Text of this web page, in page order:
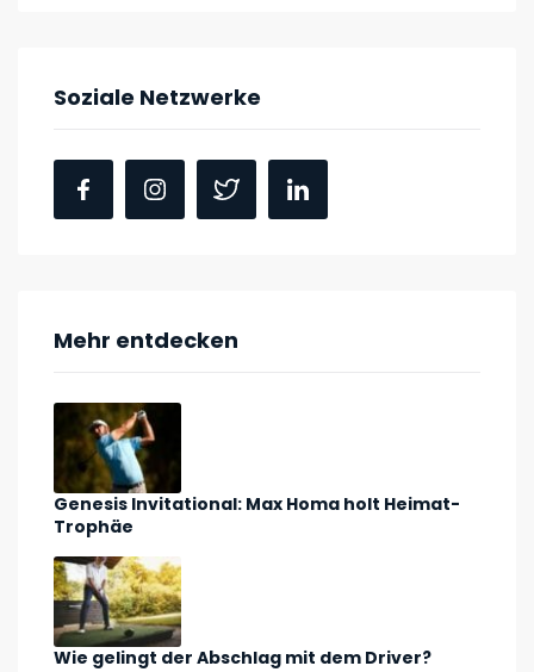
Soziale Netzwerke
Mehr entdecken
Genesis Invitational: Max Homa holt Heimat-
Trophäe
Wie gelingt der Abschlag mit dem Driver?